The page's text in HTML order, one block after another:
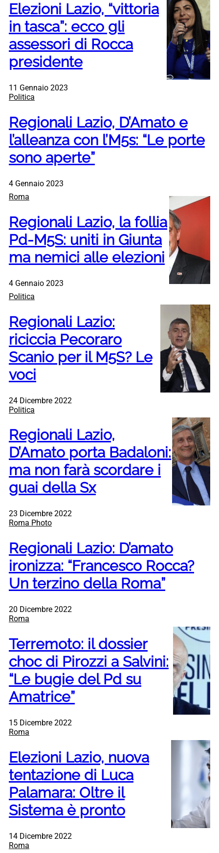
Elezioni Lazio, “vittoria
in tasca”: ecco gli
assessori di Rocca
presidente
11 Gennaio 2023
Politica
Regionali Lazio, D’Amato e
l’alleanza con l’M5s: “Le porte
sono aperte”
4 Gennaio 2023
Roma
Regionali Lazio, la follia
Pd-M5S: uniti in Giunta
ma nemici alle elezioni
4 Gennaio 2023
Politica
Regionali Lazio:
riciccia Pecoraro
Scanio per il M5S? Le
voci
24 Dicembre 2022
Politica
Regionali Lazio,
D’Amato porta Badaloni:
ma non farà scordare i
guai della Sx
23 Dicembre 2022
Roma Photo
Regionali Lazio: D’amato
ironizza: “Francesco Rocca?
Un terzino della Roma”
20 Dicembre 2022
Roma
Terremoto: il dossier
choc di Pirozzi a Salvini:
“Le bugie del Pd su
Amatrice”
15 Dicembre 2022
Roma
Elezioni Lazio, nuova
tentazione di Luca
Palamara: Oltre il
Sistema è pronto
14 Dicembre 2022
Roma